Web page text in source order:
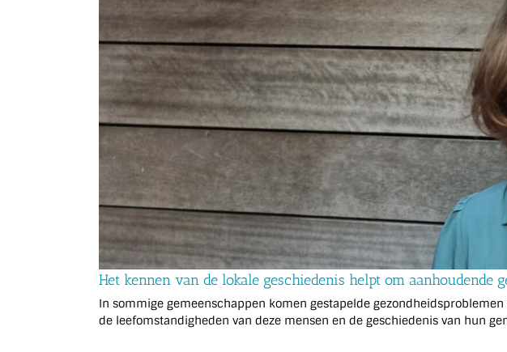
Het kennen van de lokale geschiedenis helpt om aanhoudende
In sommige gemeenschappen komen gestapelde
de leefomstandigheden van deze mensen en de geschiedenis van hun